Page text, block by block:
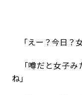
「えー？今日？
「噂だと女子み
ね」